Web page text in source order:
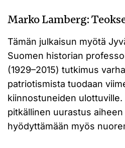
Marko Lamberg:
Tämän julkaisun myötä
Suomen historian
(1929–2015) tutkimus
patriotismista tuodaan
kiinnostuneiden ulottuville.
pitkällinen uurastus
hyödyttämään myös